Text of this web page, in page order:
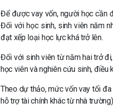
Để được vay vốn, người học cần
Đối với học sinh, sinh viên năm
đạt xếp loại học lực khá trở lên.
Đối với sinh viên từ năm hai trở
học viên và nghiên cứu sinh,
Theo dự thảo, mức vốn vay tối
hỗ trợ tài chính khác từ nhà